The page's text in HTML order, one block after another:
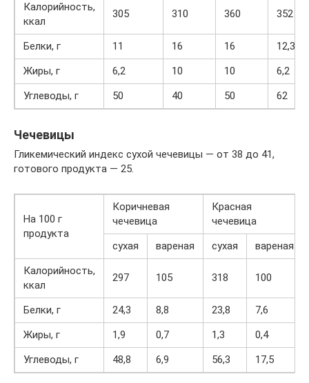
Калорийность,
ккал
305 310 360 352
Белки, г 11 16 16
12,3
Жиры, г
6,2 10 10
6,2
Углеводы, г
50 40 50 62
Чечевицы
Гликемический индекс сухой чечевицы — от 38 до 41,
готового продукта — 25.
На 100 г
продукта
Коричневая
чечевица
Красная
чечевица
сухая
вареная сухая
вареная
Калорийность,
ккал
297 105 318 100
Белки, г 24,3 8,8 23,8
7,6
Жиры, г
1,9 0,7 1,3
0,4
Углеводы, г
48,8 6,9 56,3 17,5